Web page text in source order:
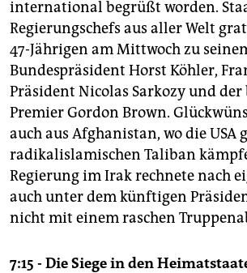
international begrüßt worden.
Regierungschefs aus aller Welt
47-Jährigen am Mittwoch zu
Bundespräsident Horst Köhler,
Präsident Nicolas Sarkozy und
Premier Gordon Brown.
auch aus Afghanistan, wo die USA
radikalislamischen Taliban
Regierung im Irak rechnete nach
auch unter dem künftigen
nicht mit einem raschen
7:15 - Die Siege in den